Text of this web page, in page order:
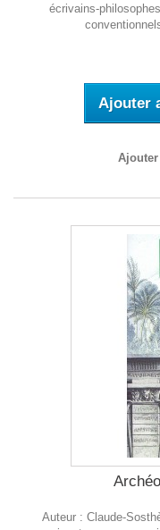
écrivains-
Ajouter
Auteur : Claude-